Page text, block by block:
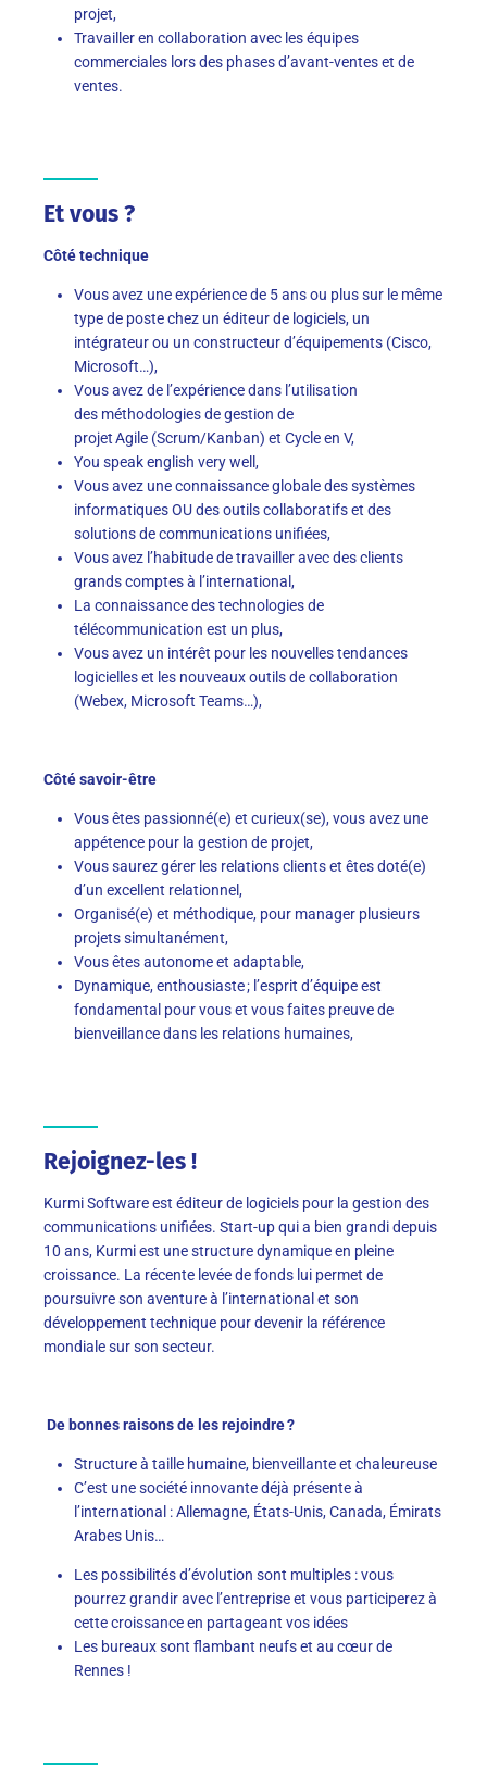
projet,
Travailler en collaboration avec les équipes
commerciales lors des phases d’avant-ventes et de
ventes.
Et vous ?
Côté technique
Vousavez une expérience de 5 ansou plussur le même
type de poste chez un éditeurde logiciels, un
intégrateur ou un constructeur d’équipements (Cisco,
Microsoft…),
Vousavez de l’expérience dans l’utilisation
des méthodologiesde gestion de
projet Agile (Scrum/Kanban) et Cycle en V,
You speakenglish very well,
Vous avez une connaissance globale des systèmes
informatiquesOUdes outils collaboratifs et des
solutions de communications unifiées,
Vous avez l’habitude de travailler avec des clients
grands comptes à l’international,
La connaissance des technologies de
télécommunication est un plus,
Vous avez un intérêt pour les nouvelles tendances
logicielles et les nouveaux outils de collaboration
(Webex, Microsoft Teams…),
Côté savoir-être
Vous êtes passionné(e) et curieux(se), vous avez une
appétence pour la gestion de projet,
Voussaurezgérer les relations clients et êtes doté(e)
d’un excellent relationnel,
Organisé(e) et méthodique, pour manager plusieurs
projets simultanément,
Vous êtes autonome et adaptable,
Dynamique,enthousiaste; l’esprit d’équipe est
fondamental pour vouset vous faites preuve de
bienveillance dans les relations humaines,
Rejoignez-les !
KurmiSoftware est éditeur de logiciels pour la gestion des
communications unifiées. Start-up qui a bien grandi depuis
10 ans, Kurmiest une structure dynamique en pleine
croissance. La récente levée de fonds lui permet de
poursuivre son aventure à l’international et son
développement technique pour devenir la référence
mondiale sur son secteur.
De bonnes raisons de les rejoindre ?
Structure à taille humaine, bienveillante et chaleureuse
C’est une société innovante déjà présente à
l’international : Allemagne, États-Unis, Canada, Émirats
Arabes Unis…
Les possibilités d’évolution sont multiples : vous
pourrez grandir avec l’entreprise et vous participerez à
cette croissance en partageant vos idées
Les bureauxsont flambant neufs et au cœur de
Rennes !